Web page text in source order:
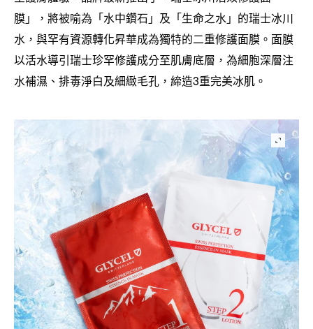
膜」
， 將被喻為「水中鑽石」及「生命之水」的瑞士冰川
水 ， 與罕有資源轉化昇華成為獨特的二重修護面膜。面膜
以活水導引瑞士珍罕修護成分至肌膚底層 ， 為細胞深層注
水補濕、排毒淨白及細緻毛孔 ， 締造3重完美冰肌。